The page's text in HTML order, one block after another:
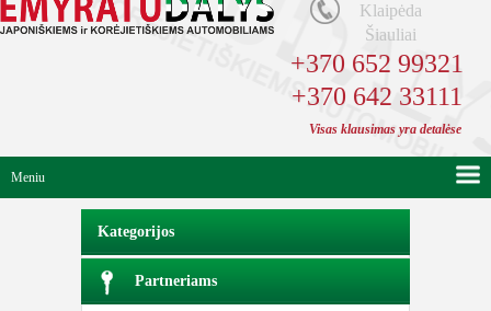
Klaipėda
Šiauliai
+370 652 99321
+370 642 33111
Visas klausimas yra detalėse
Meniu
Kategorijos
Partneriams